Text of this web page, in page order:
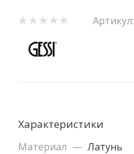
Артикул:
Характеристики
Материал — Латунь